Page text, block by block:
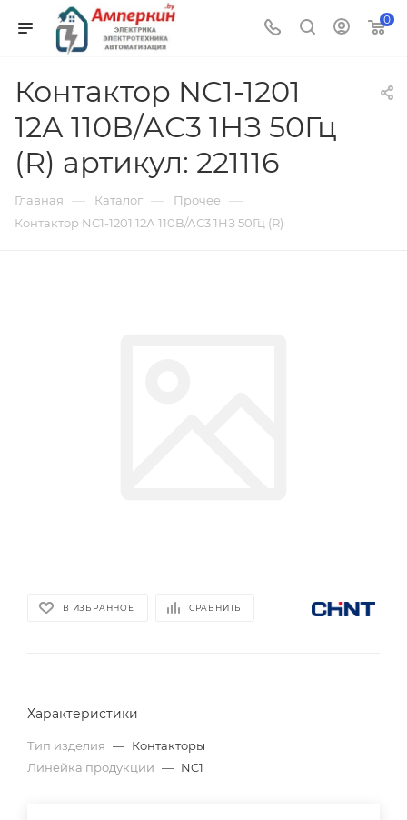
0
Контактор NC1-1201
12А 110В/АС3 1НЗ 50Гц
(R) артикул: 221116
Главная — Каталог — Прочее —
Контактор NC1-1201 12А 110В/АС3 1НЗ 50Гц (R)
В ИЗБРАННОЕ СРАВНИТЬ
Характеристики
Тип изделия — Контакторы
Линейка продукции — NC1